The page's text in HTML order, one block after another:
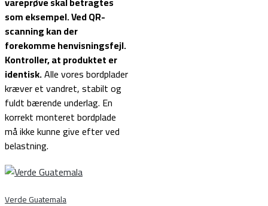
som eksempel.Ved QR-
scanning kan der
forekomme henvisningsfejl.
Kontroller, at produktet er
identisk.Alle vores bordplader
kræver et vandret, stabilt og
fuldt bærende underlag. En
korrekt monteret bordplade
må ikke kunne give efter ved
belastning.
Verde Guatemala